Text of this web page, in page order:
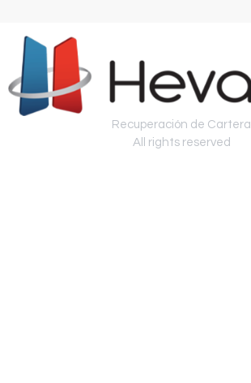
Recuperación de Cartera
All rights reserved